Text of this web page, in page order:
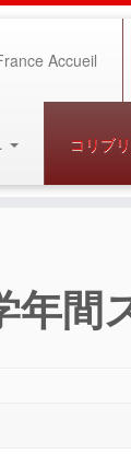
Accueil
コリブ
年間